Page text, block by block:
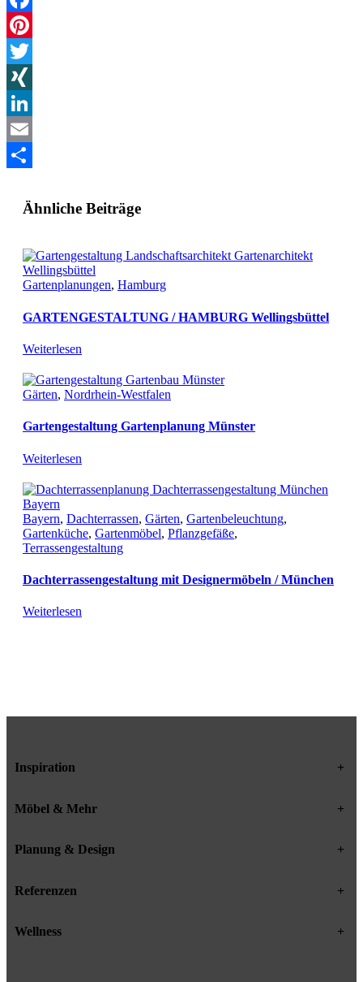
Facebook
Pinterest
Twitter
XING
LinkedIn
Email
Ähnliche Beiträge
Gartenplanungen, Hamburg
GARTENGESTALTUNG / HAMBURG Wellingsbüttel
Weiterlesen
Gärten, Nordrhein-Westfalen
Gartengestaltung Gartenplanung Münster
Weiterlesen
Bayern, Dachterrassen, Gärten, Gartenbeleuchtung,
Gartenküche, Gartenmöbel, Pflanzgefäße,
Terrassengestaltung
Dachterrassengestaltung mit Designermöbeln / München
Weiterlesen
Inspiration +
Möbel & Mehr +
Planung & Design +
Referenzen +
Wellness +